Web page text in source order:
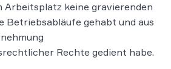
keine gravierenden
Betriebsabläufe gehabt und aus
Rechte gedient habe.